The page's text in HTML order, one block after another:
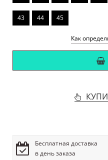
43 44 45
Как
Бесплатная доставка
в день заказа